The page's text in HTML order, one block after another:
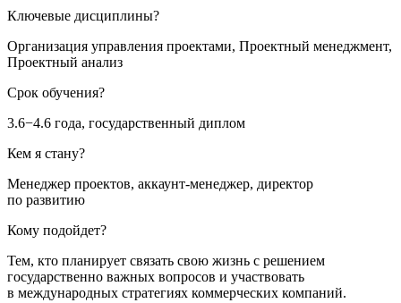
Ключевые дисциплины?
Организация управления проектами, Проектный менеджмент,
Проектный анализ
Срок обучения?
3.6−4.6 года, государственный диплом
Кем я стану?
Менеджер проектов, аккаунт-менеджер, директор
по развитию
Кому подойдет?
Тем, кто планирует связать свою жизнь с решением
государственно важных вопросов и участвовать
в международных стратегиях коммерческих компаний.